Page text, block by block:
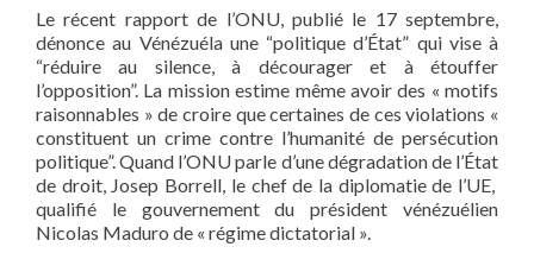
Le récent rapport de l’ONU, publié le 17 septembre,
dénonce au Vénézuéla une “politique d’État” qui vise à
“réduire au silence, à décourager et à étouffer
l’opposition”. La mission estime même avoir des « motifs
raisonnables » de croire que certaines de ces violations «
constituent un crime contre l’humanité de persécution
politique”. Quand l’ONU parle d’une dégradation de l’État
de droit, Josep Borrell, le chef de la diplomatie de l’UE,
qualifié le gouvernement du président vénézuélien
Nicolas Maduro de « régime dictatorial ».